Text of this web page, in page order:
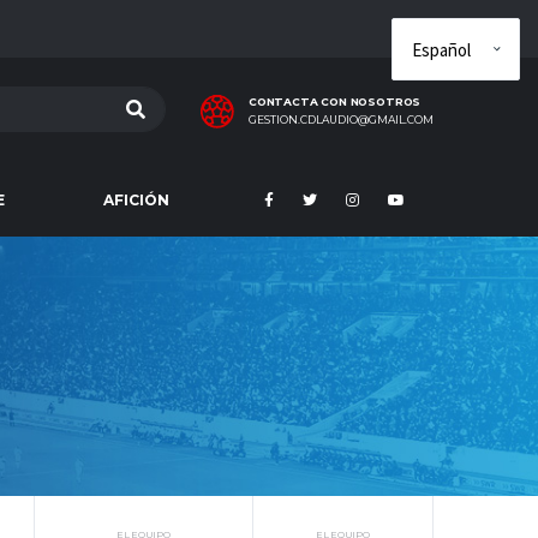
CONTACTA CON NOSOTROS
GESTION.CDLAUDIO@GMAIL.COM
AFICIÓN
EL EQUIPO EL EQUIPO